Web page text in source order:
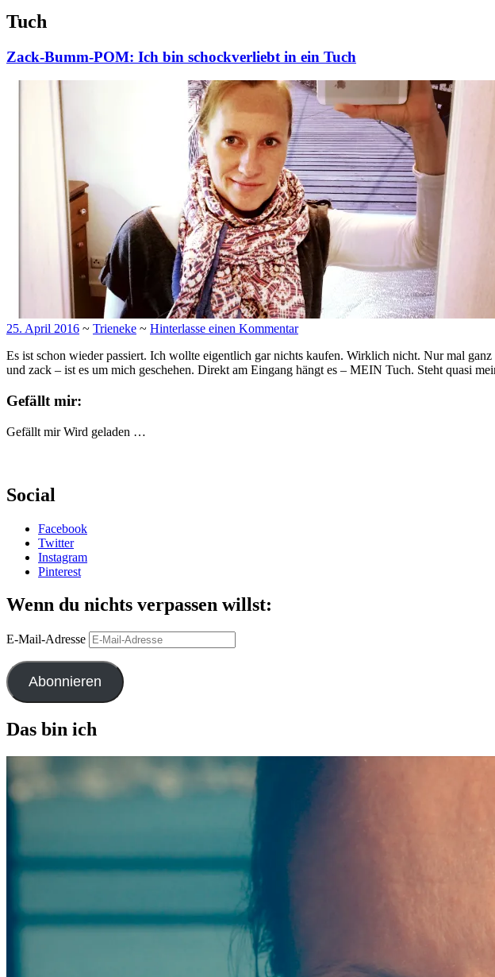
Tuch
Zack-Bumm-POM: Ich bin schockverliebt in ein Tuch
25. April 2016 ~ Trieneke ~ Hinterlasse einen Kommentar
Es ist schon wieder passiert. Ich wollte eigentlich gar nichts kaufen. Wirklich nicht. Nur mal
und zack – ist es um mich geschehen. Direkt am Eingang hängt es – MEIN Tuch. Steht quasi
Gefällt mir:
Gefällt mir Wird geladen …
Social
Facebook
Twitter
Instagram
Pinterest
Wenn du nichts verpassen willst:
E-Mail-Adresse
Abonnieren
Das bin ich